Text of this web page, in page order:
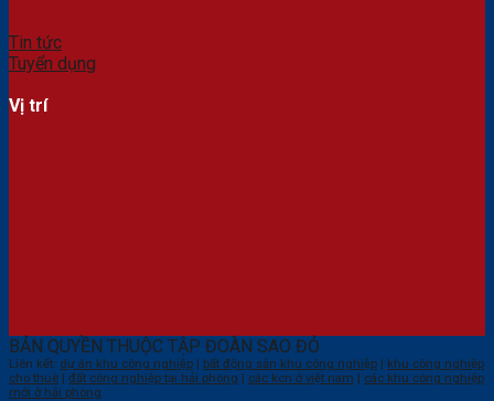
Tin tức
Tuyển dụng
Vị trí
BẢN QUYỀN THUỘC TẬP ĐOÀN SAO ĐỎ
Liên kết: dự án khu công nghiệp | bất động sản khu công nghiệp | khu công nghiệp
cho thuê | đất công nghiệp tại hải phòng | các kcn ở việt nam | các khu công nghiệp
mới ở hải phòng